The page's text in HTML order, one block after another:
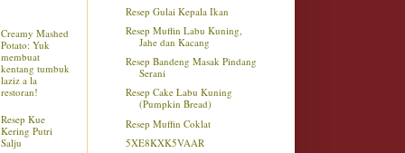
Creamy Mashed
Potato: Yuk
membuat
kentang tumbuk
laziz a la
restoran!
Resep Kue
Kering Putri
Salju
Resep Gulai Kepala Ikan
Resep Muffin Labu Kuning,
Jahe dan Kacang
Resep Bandeng Masak Pindang
Serani
Resep Cake Labu Kuning
(Pumpkin Bread)
Resep Muffin Coklat
5XE8KXK5VAAR